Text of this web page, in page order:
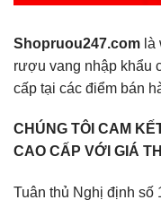
Shopruou247.com
rượu vang nhập khẩu
cấp tại các điểm bán
CHÚNG TÔI CAM
CAO CẤP VỚI GIÁ
Tuân thủ Nghị định số